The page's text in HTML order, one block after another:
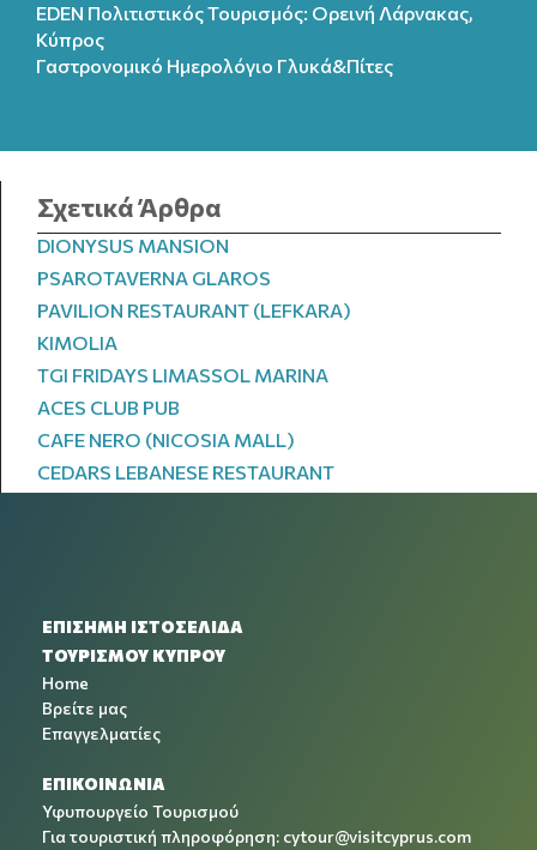
EDEN Πολιτιστικός Τουρισμός: Ορεινή Λάρνακας,
Κύπρος
Γαστρονομικό Ημερολόγιo Γλυκά&Πίτες
Σχετικά Άρθρα
DIONYSUS MANSION
PSAROTAVERNA GLAROS
PAVILION RESTAURANT (LEFKARA)
KIMOLIA
TGI FRIDAYS LIMASSOL MARINA
ACES CLUB PUB
CAFE NERO (NICOSIA MALL)
CEDARS LEBANESE RESTAURANT
ΕΠΙΣΗΜΗ ΙΣΤΟΣΕΛΙΔΑ
ΤΟΥΡΙΣΜΟΥ ΚΥΠΡΟΥ
Home
Βρείτε μας
Επαγγελματίες
ΕΠΙΚΟΙΝΩΝΙΑ
Υφυπουργείο Τουρισμού
Για τουριστική πληροφόρηση: cytour@visitcyprus.com